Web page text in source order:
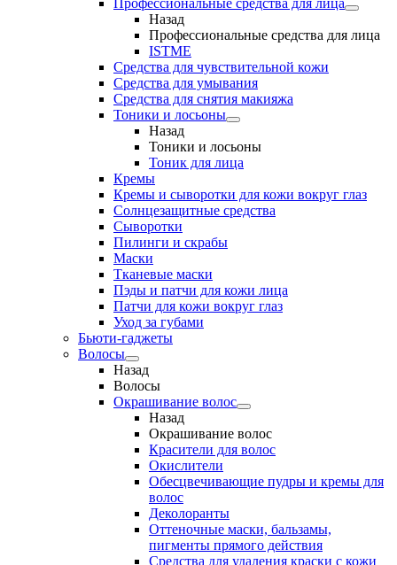
Профессиональные средства для лица
Назад
Профессиональные средства для лица
ISTME
Средства для чувствительной кожи
Средства для умывания
Средства для снятия макияжа
Тоники и лосьоны
Назад
Тоники и лосьоны
Тоник для лица
Кремы
Кремы и сыворотки для кожи вокруг глаз
Солнцезащитные средства
Сыворотки
Пилинги и скрабы
Маски
Тканевые маски
Пэды и патчи для кожи лица
Патчи для кожи вокруг глаз
Уход за губами
Бьюти-гаджеты
Волосы
Назад
Волосы
Окрашивание волос
Назад
Окрашивание волос
Красители для волос
Окислители
Обесцвечивающие пудры и кремы для
волос
Деколоранты
Оттеночные маски, бальзамы,
пигменты прямого действия
Средства для удаления краски с кожи